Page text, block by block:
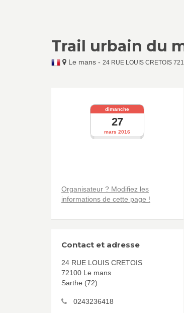
Trail urbain du
Le mans - 24 RUE LOUIS CRETOIS
mars 2016
dimanche
27
Organisateur ? Modifiez les
informations de cette page !
Contact et adresse
24 RUE LOUIS CRETOIS
72100 Le mans
Sarthe (72)
0243236418